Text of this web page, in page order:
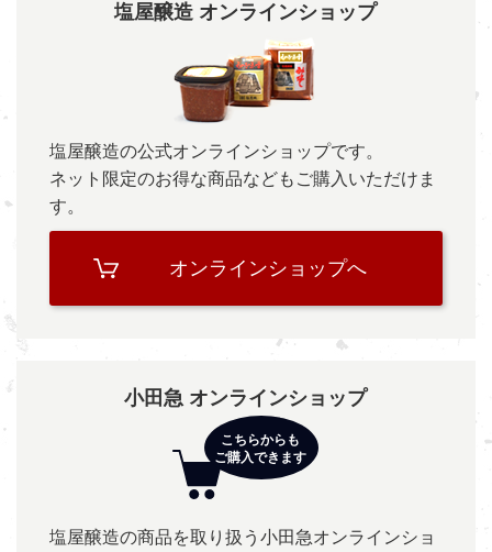
塩屋醸造 オンラインショップ
塩屋醸造の公式オンラインショップです。
ネット限定のお得な商品などもご購入いただけま
す。
オンラインショップへ
小田急 オンラインショップ
塩屋醸造の商品を取り扱う小田急オンラインショ